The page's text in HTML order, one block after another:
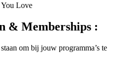
Love
& Memberships :
om bij jouw programma’s te